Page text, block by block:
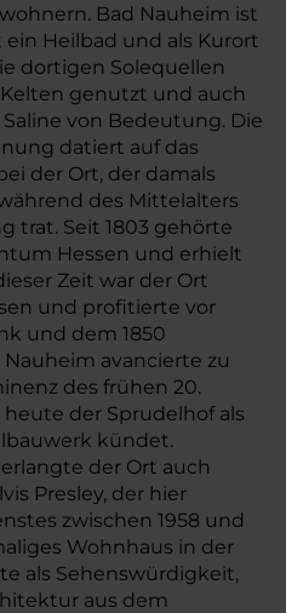
Bad Nauheim ist
Heilbad und als Kurort
dortigen Solequellen
genutzt und auch
von Bedeutung. Die
datiert auf das
der Ort, der damals
des Mittelalters
trat. Seit 1803 gehörte
Hessen und erhielt
Zeit war der Ort
und profitierte vor
und dem 1850
avancierte zu
des frühen 20.
der Sprudelhof als
kündet.
der Ort auch
Presley, der hier
zwischen 1958 und
Wohnhaus in der
als Sehenswürdigkeit,
aus dem